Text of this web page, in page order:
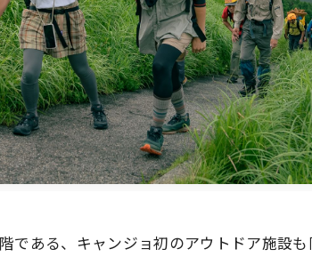
である、キャンジョ初のアウトドア施設